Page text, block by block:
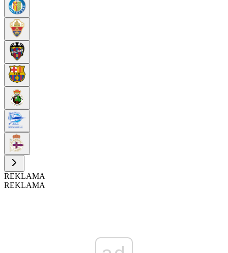
REKLAMA
REKLAMA